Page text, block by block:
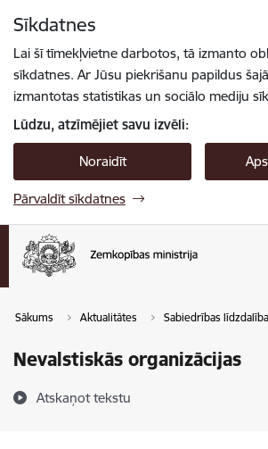
Sīkdatnes
Lai šī tīmekļvietne darbotos, tā izmanto
sīkdatnes. Ar Jūsu piekrišanu papildus
izmantotas statistikas un sociālo mediju
Lūdzu, atzīmējiet savu izvēli:
Noraidīt
Pārvaldīt sīkdatnes
Sākums Aktualitātes Sabiedrības līdzdalība
Nevalstiskās organizācijas
Atskaņot tekstu